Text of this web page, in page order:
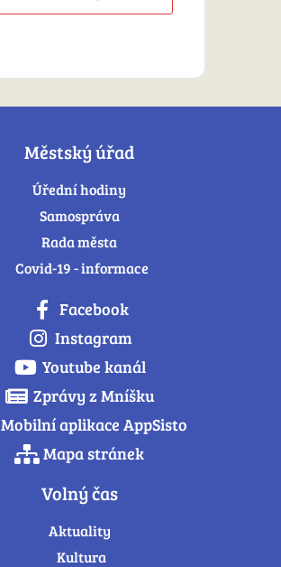
Městský úřad
Úřední hodiny
Samospráva
Rada města
Covid-19 - informace
Facebook
Instagram
Youtube kanál
Zprávy z Mníšku
Mobilní aplikace AppSisto
Mapa stránek
Volný čas
Aktuality
Kultura